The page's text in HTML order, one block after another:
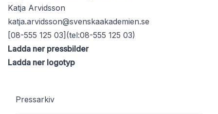
Katja Arvidsson
katja.arvidsson@svenskaakademien.se
[08-555 125 03](tel:08-555 125 03)
Ladda ner pressbilder
Ladda ner logotyp
Pressarkiv